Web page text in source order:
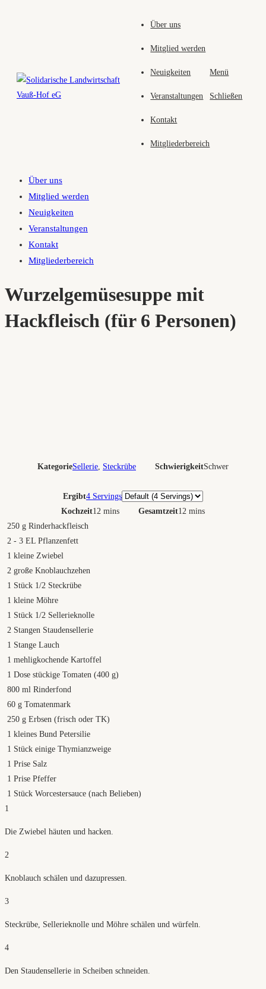
Über uns
Mitglied werden
Neuigkeiten
Veranstaltungen
Kontakt
Mitgliederbereich
Menü
Schließen
Über uns
Mitglied werden
Neuigkeiten
Veranstaltungen
Kontakt
Mitgliederbereich
Wurzelgemüsesuppe mit
Hackfleisch (für 6 Personen)
KategorieSellerie, Steckrübe SchwierigkeitSchwer
Ergibt4 ServingsPortionen
Kochzeit12 mins Gesamtzeit12 mins
250 g Rinderhackfleisch
2 - 3 EL Pflanzenfett
1 kleine Zwiebel
2 große Knoblauchzehen
1 Stück 1/2 Steckrübe
1 kleine Möhre
1 Stück 1/2 Sellerieknolle
2 Stangen Staudensellerie
1 Stange Lauch
1 mehligkochende Kartoffel
1 Dose stückige Tomaten (400 g)
800 ml Rinderfond
60 g Tomatenmark
250 g Erbsen (frisch oder TK)
1 kleines Bund Petersilie
1 Stück einige Thymianzweige
1 Prise Salz
1 Prise Pfeffer
1 Stück Worcestersauce (nach Belieben)
1
Die Zwiebel häuten und hacken.
2
Knoblauch schälen und dazupressen.
3
Steckrübe, Sellerieknolle und Möhre schälen und würfeln.
4
Den Staudensellerie in Scheiben schneiden.